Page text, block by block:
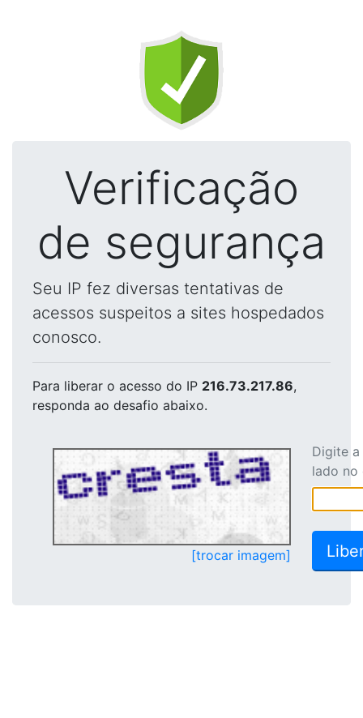
Verificação
de segurança
Seu IP fez diversas tentativas de
acessos suspeitos a sites hospedados
conosco.
Para liberar o acesso do IP 216.73.217.86,
responda ao desafio abaixo.
[trocar imagem]
Digite
lado no